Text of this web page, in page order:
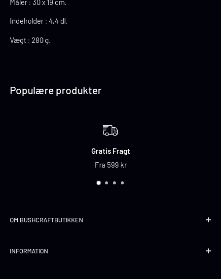
Måler : 30 x 19 cm.
Indeholder : 4,4 dl.
Vægt : 280 g.
Populære produkter
Gratis Fragt
Fra 599 kr
OM BUSHCRAFTBUTIKKEN
og ægte outdoor-udstyr.
INFORMATION